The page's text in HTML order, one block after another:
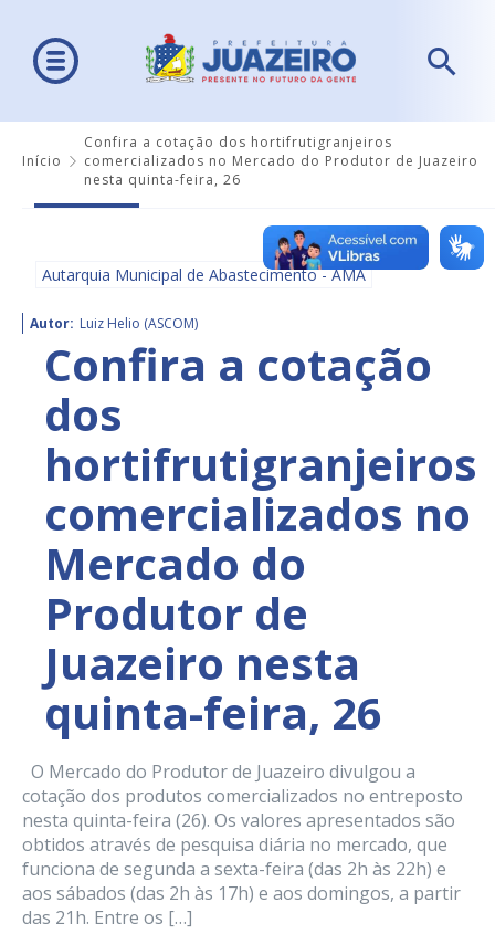
Início
Confira a cotação dos hortifrutigranjeiros
comercializados no Mercado do Produtor de Juazeiro
nesta quinta-feira, 26
Autarquia Municipal de Abastecimento - AMA
Autor: Luiz Helio (ASCOM)
Confira a cotação
dos
hortifrutigranjeiros
comercializados no
Mercado do
Produtor de
Juazeiro nesta
quinta-feira, 26
O Mercado do Produtor de Juazeiro divulgou a
cotação dos produtos comercializados no entreposto
nesta quinta-feira (26). Os valores apresentados são
obtidos através de pesquisa diária no mercado, que
funciona de segunda a sexta-feira (das 2h às 22h) e
aos sábados (das 2h às 17h) e aos domingos, a partir
das 21h. Entre os […]